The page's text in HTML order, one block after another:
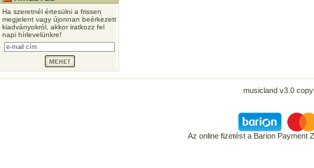
Ha szeretnél értesülni a frissen
megjelent vagy újonnan beérkezett
kiadványokról, akkor iratkozz fel
napi hírlevelünkre!
musicland v3.0
Az online fizetést a Barion Payment